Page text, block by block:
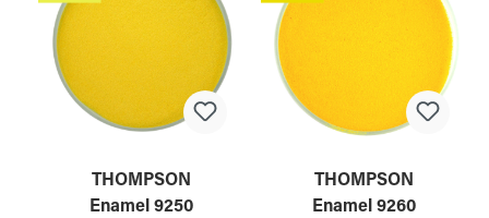
THOMPSON
Enamel 9250
THOMPSON
Enamel 9260